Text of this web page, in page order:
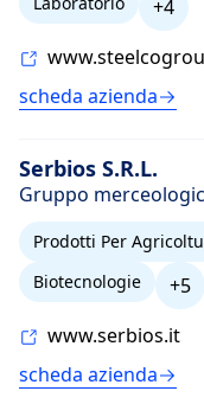
+4
scheda azienda
Serbios S.R.L.
Gruppo
Prodotti Per
Biotecnologie
+5
www.serbios.it
scheda azienda